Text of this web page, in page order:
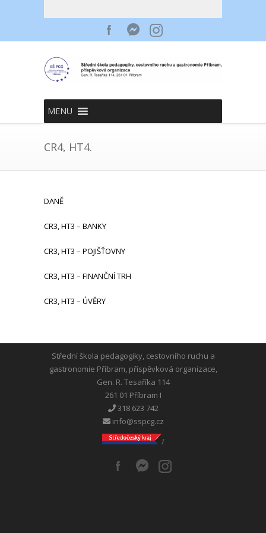
MENU
CR4, HT4.
DANĚ
CR3, HT3 – BANKY
CR3, HT3 – POJIŠŤOVNY
CR3, HT3 – FINANČNÍ TRH
CR3, HT3 – ÚVĚRY
Střední škola pedagogiky, cestovního ruchu a
gastronomie Příbram, příspěvková organizace,
Gen. R. Tesaříka 114
261 01 Příbram I
318 623 742
info@sspcg.cz
/